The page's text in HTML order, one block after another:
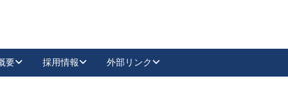
要 採用情報 外部リンク